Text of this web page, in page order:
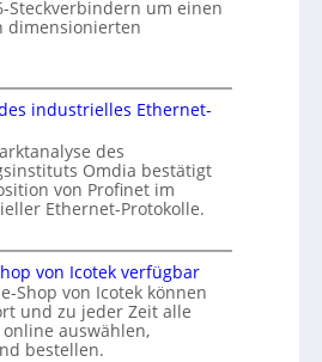
Steckverbindern um einen
dimensionierten
industrielles Ethernet-
des
Omdia bestätigt
von Profinet im
Ethernet-Protokolle.
von Icotek verfügbar
Shop von Icotek können
und zu jeder Zeit alle
auswählen,
bestellen.